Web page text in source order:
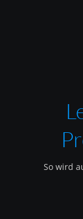
So wird